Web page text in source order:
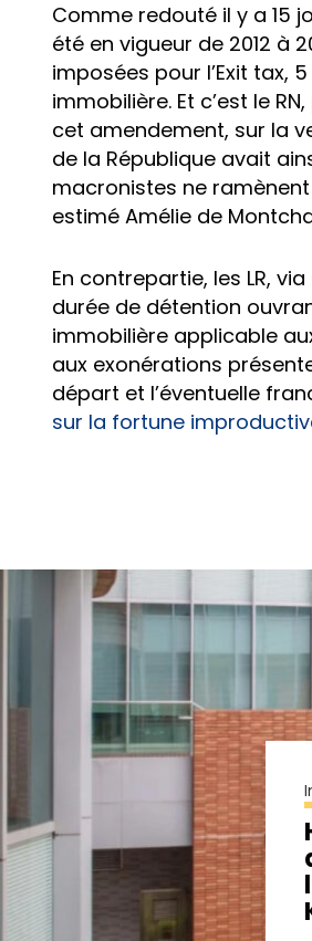
Comme redouté il y a 15
été en vigueur de 2012 à
imposées pour l’Exit tax,
immobilière. Et c’est le
cet amendement, sur la
de la République avait
macronistes ne
estimé Amélie de
En contrepartie, les LR,
durée de détention
immobilière applicable
aux exonérations
départ et l’éventuelle
sur la fortune